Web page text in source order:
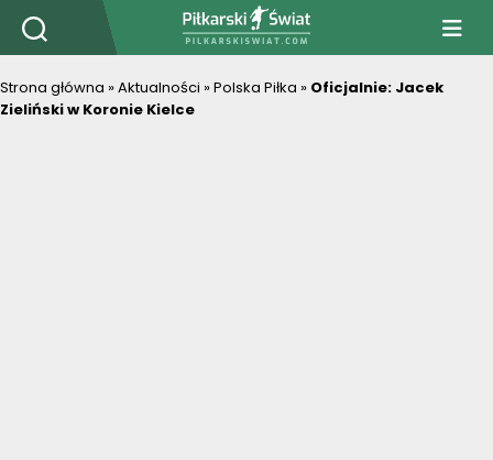
PiłkarskiSwiat.com
Strona główna »Aktualności »Polska Piłka » Oficjalnie: Jacek
Zieliński w Koronie Kielce